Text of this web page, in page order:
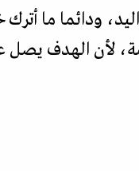
ودائما ما أترك
لأن الهدف يصل